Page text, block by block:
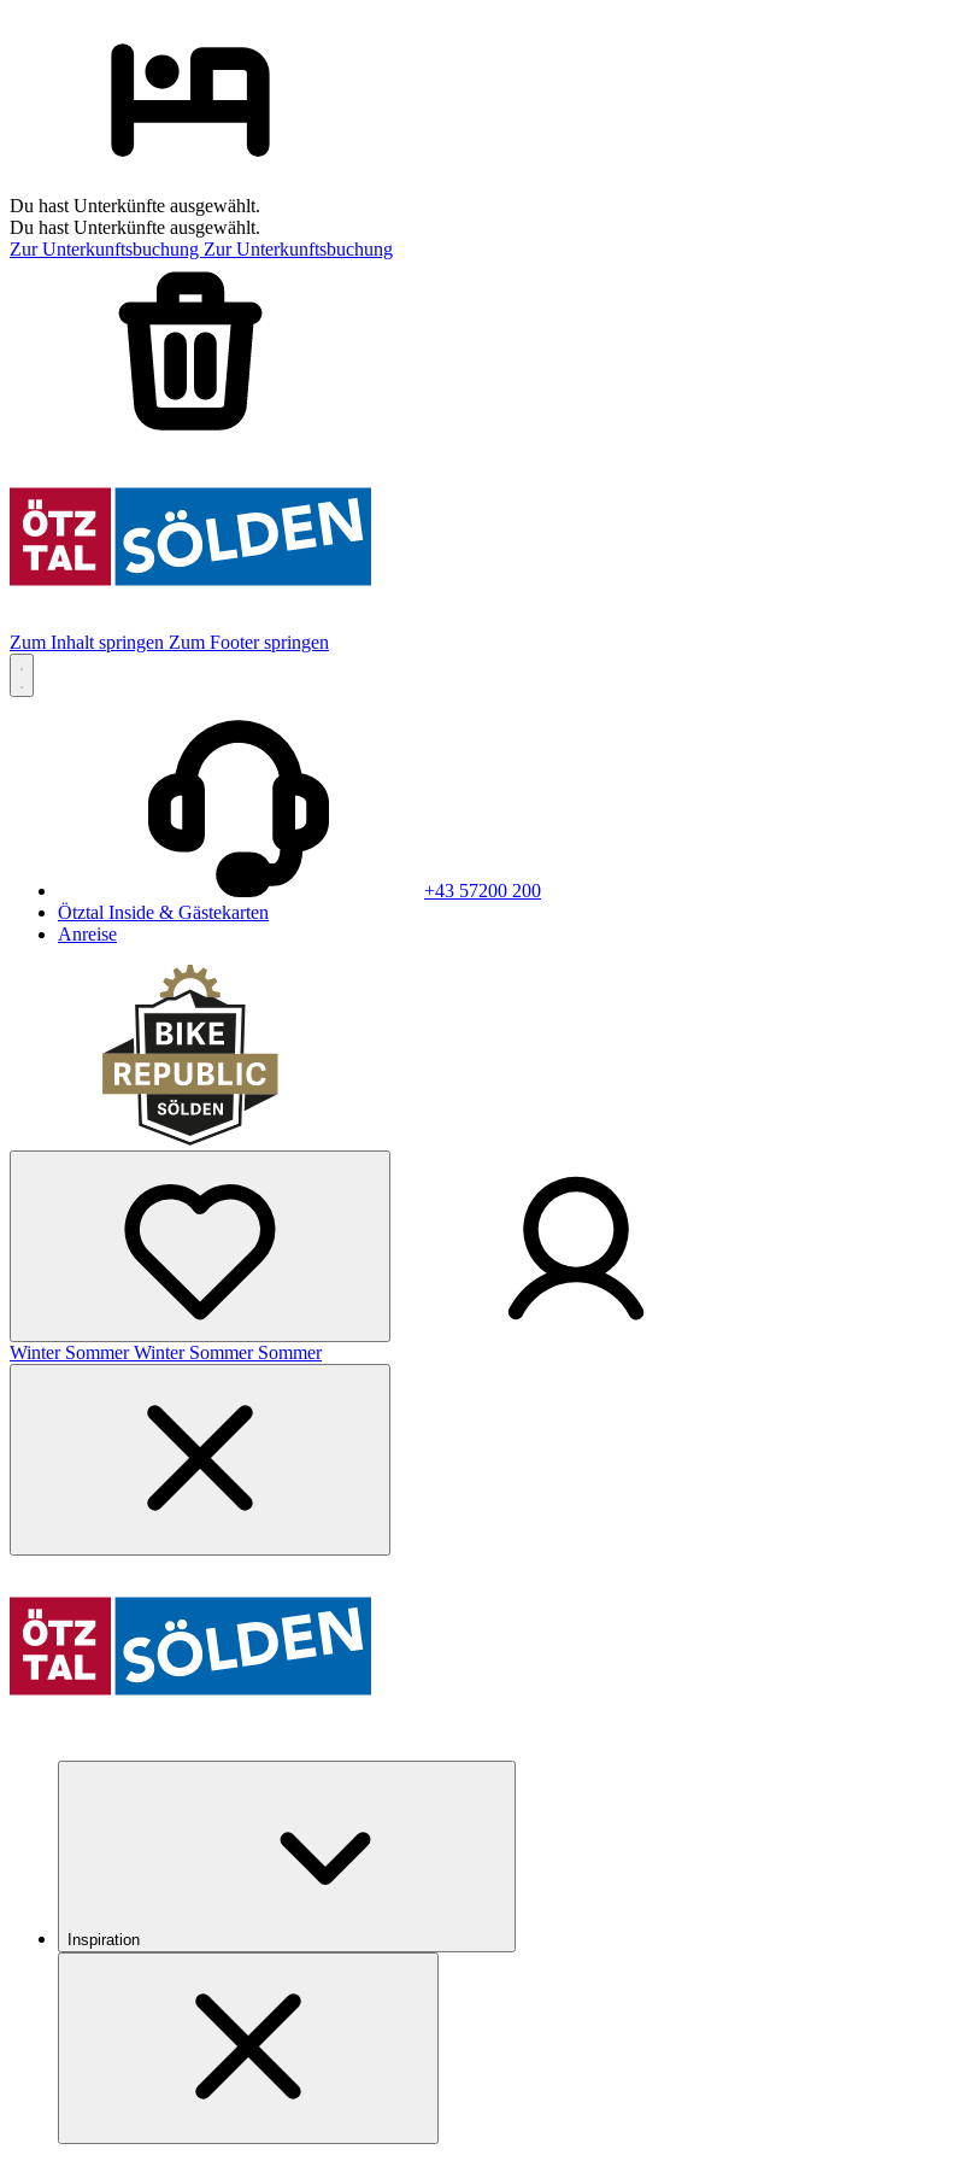
Du hast Unterkünfte ausgewählt.
Du hast Unterkünfte ausgewählt.
Zur Unterkunftsbuchung Zur Unterkunftsbuchung
Zum Inhalt springen Zum Footer springen
+43 57200 200
Ötztal Inside & Gästekarten
Anreise
Winter Sommer Winter Sommer Sommer
Inspiration